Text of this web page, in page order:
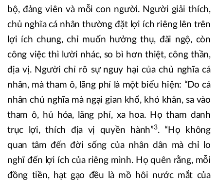
bộ, đảng viên và mỗi con người. Người giải thích,
chủ nghĩa cá nhân thường đặt lợi ích riêng lên trên
lợi ích chung, chỉ muốn hưởng thụ, đãi ngộ, còn
công việc thì lười nhác, so bì hơn thiệt, công thần,
địa vị. Người chỉ rõ sự nguy hại của chủ nghĩa cá
nhân, mà tham ô, lãng phí là một biểu hiện: “Do cá
nhân chủ nghĩa mà ngại gian khổ, khó khăn, sa vào
tham ô, hủ hóa, lãng phí, xa hoa. Họ tham danh
trục lợi, thích địa vị quyền hành”3. “Họ không
quan tâm đến đời sống của nhân dân mà chỉ lo
nghĩ đến lợi ích của riêng mình. Họ quên rằng, mỗi
đồng tiền, hạt gạo đều là mồ hôi nước mắt của